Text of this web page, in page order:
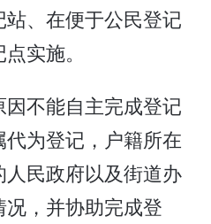
、在便于公民登记
实施。
不能自主完成登记
为登记，户籍所在
民政府以及街道办
，并协助完成登